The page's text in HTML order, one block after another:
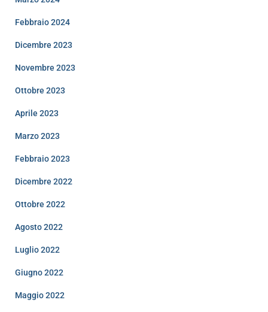
Febbraio 2024
Dicembre 2023
Novembre 2023
Ottobre 2023
Aprile 2023
Marzo 2023
Febbraio 2023
Dicembre 2022
Ottobre 2022
Agosto 2022
Luglio 2022
Giugno 2022
Maggio 2022